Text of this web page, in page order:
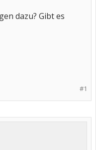
dazu? Gibt es
#1